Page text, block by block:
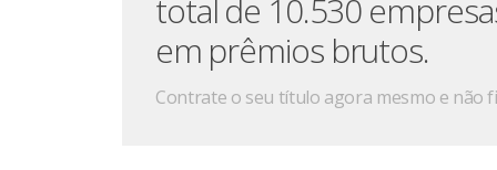
Abril
total de 10.530
em prêmios brutos.
Contrate o seu título agora mesmo e não